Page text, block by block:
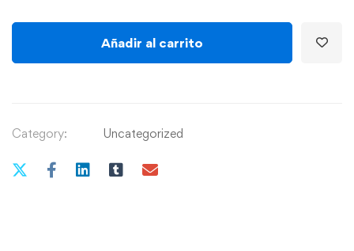
Añadir al carrito
Category: Uncategorized